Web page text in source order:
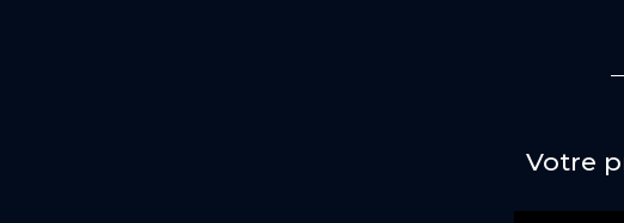
Votre